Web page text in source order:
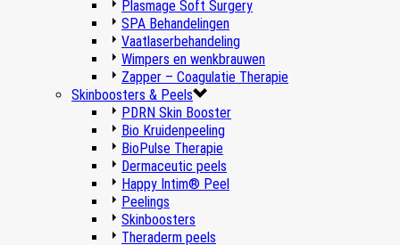
Plasmage Soft Surgery
SPA Behandelingen
Vaatlaserbehandeling
Wimpers en wenkbrauwen
Zapper – Coagulatie Therapie
Skinboosters & Peels
PDRN Skin Booster
Bio Kruidenpeeling
BioPulse Therapie
Dermaceutic peels
Happy Intim® Peel
Peelings
Skinboosters
Theraderm peels